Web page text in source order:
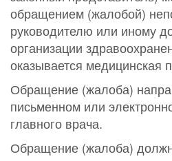
обращением (жалобой)
руководителю или иному
организации
оказывается медицинская
Обращение (жалоба)
письменном или
главного врача.
Обращение (жалоба)